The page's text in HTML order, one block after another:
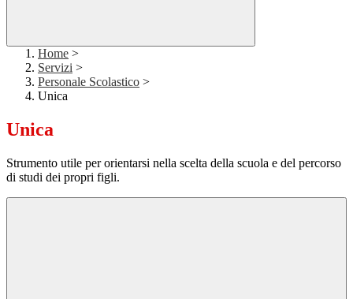
Home >
Servizi >
Personale Scolastico >
Unica
Unica
Strumento utile per orientarsi nella scelta della scuola e del percorso
di studi dei propri figli.